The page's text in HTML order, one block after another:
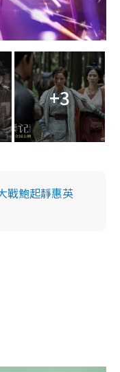
+3
戰鮑起靜惠英